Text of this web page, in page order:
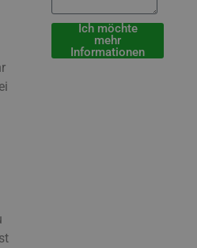
Ich möchte
mehr
Informationen